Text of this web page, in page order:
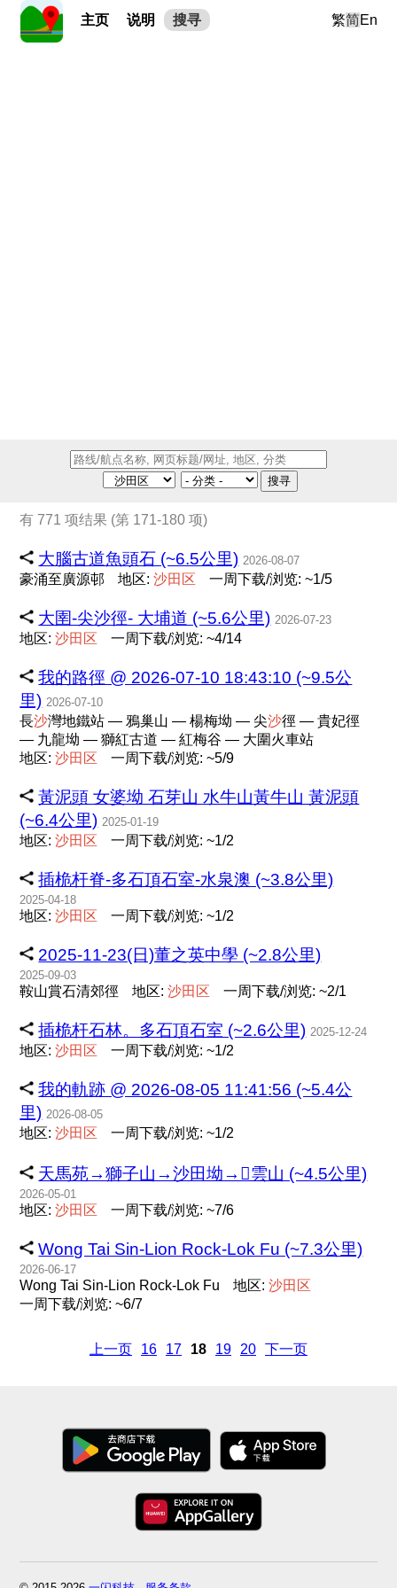
主页 说明 搜寻 繁简En
搜寻
有 771 项结果 (第 171-180 项)
大腦古道魚頭石 (~6.5公里) 2026-08-07
豪涌至廣源邨 地区:沙田 区 一周下载/浏览: ~1/5
大圉-尖沙徑- 大埔道 (~5.6公里) 2026-07-23
地区:沙田 区 一周下载/浏览: ~4/14
我的路徑 @ 2026-07-10 18:43:10 (~9.5公
里) 2026-07-10
長沙灣地鐵站 — 鴉巢山 — 楊梅坳 — 尖沙徑 — 貴妃徑
— 九龍坳 — 獅紅古道 — 紅梅谷 — 大圍火車站
地区:沙田 区 一周下载/浏览: ~5/9
黃泥頭 女婆坳 石芽山 水牛山黃牛山 黃泥頭
(~6.4公里) 2025-01-19
地区:沙田 区 一周下载/浏览: ~1/2
插桅杆脊-多石頂石室-水泉澳 (~3.8公里)
2025-04-18
地区:沙田 区 一周下载/浏览: ~1/2
2025-11-23(日)董之英中學 (~2.8公里)
2025-09-03
鞍山賞石清郊徑 地区:沙田 区 一周下载/浏览: ~2/1
插桅杆石林。多石頂石室 (~2.6公里) 2025-12-24
地区:沙田 区 一周下载/浏览: ~1/2
我的軌跡 @ 2026-08-05 11:41:56 (~5.4公
里) 2026-08-05
地区:沙田 区 一周下载/浏览: ~1/2
天馬苑→獅子山→沙田坳→雲山 (~4.5公里)
2026-05-01
地区:沙田 区 一周下载/浏览: ~7/6
Wong Tai Sin-Lion Rock-Lok Fu (~7.3公里)
2026-06-17
Wong Tai Sin-Lion Rock-Lok Fu 地区:沙田 区
一周下载/浏览: ~6/7
上一页 16 17 18 19 20 下一页